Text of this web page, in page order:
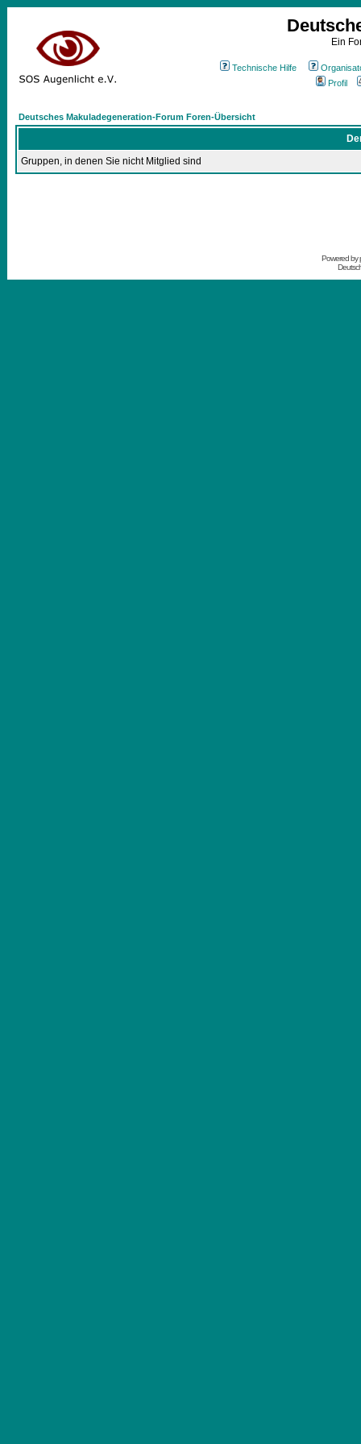
Ein
Technische Hilfe
Profil
Deutsches Makuladegeneration-Forum Foren-Übersicht
Gruppen, in denen Sie nicht Mitglied sind
Powered by